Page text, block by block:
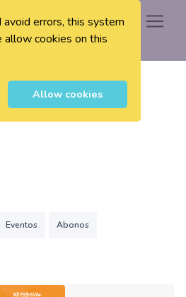
avoid errors, this system
allow cookies on this
Allow cookies
0
Eventos Abonos